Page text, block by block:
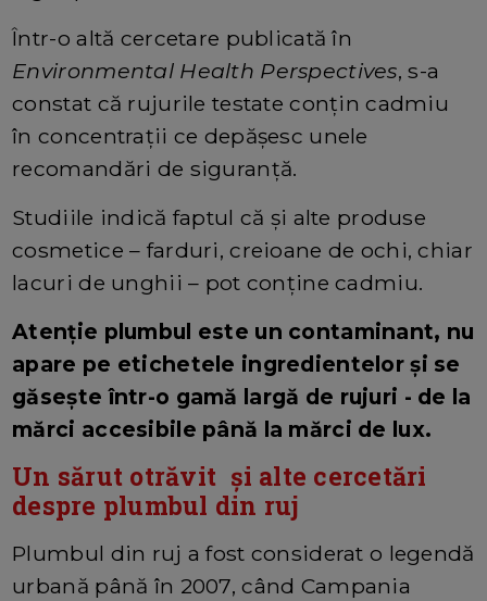
Într-o altă cercetare publicată în
Environmental Health Perspectives, s-a
constat că rujurile testate conțin cadmiu
în concentrații ce depășesc unele
recomandări de siguranță.
Studiile indică faptul că și alte produse
cosmetice – farduri, creioane de ochi, chiar
lacuri de unghii – pot conține cadmiu.
Atenție plumbul este un contaminant, nu
apare pe etichetele ingredientelor și se
găsește într-o gamă largă de rujuri - de la
mărci accesibile până la mărci de lux.
Un sărut otrăvit și alte cercetări
despre plumbul din ruj
Plumbul din ruj a fost considerat o legendă
urbană până în 2007, când Campania